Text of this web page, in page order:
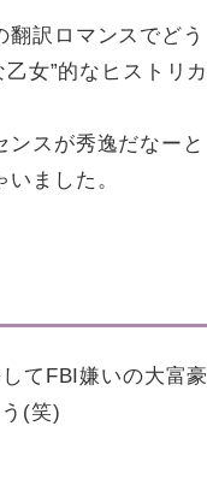
訳ロマンスでどう
女”的なヒストリカ
スが秀逸だなーと
ました。
てFBI嫌いの大富豪
(笑)